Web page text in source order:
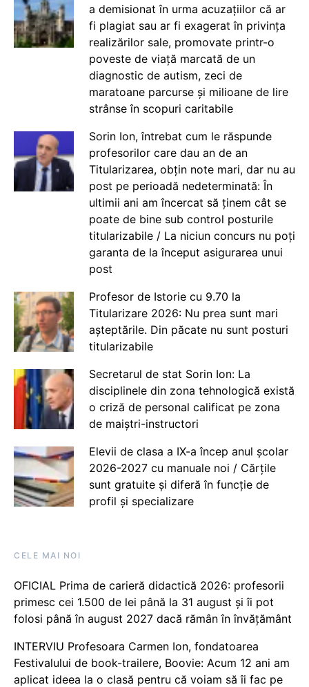
a demisionat în urma acuzațiilor că ar
fi plagiat sau ar fi exagerat în privința
realizărilor sale, promovate printr-o
poveste de viață marcată de un
diagnostic de autism, zeci de
maratoane parcurse și milioane de lire
strânse în scopuri caritabile
Sorin Ion, întrebat cum le răspunde
profesorilor care dau an de an
Titularizarea, obțin note mari, dar nu au
post pe perioadă nedeterminată: În
ultimii ani am încercat să ținem cât se
poate de bine sub control posturile
titularizabile / La niciun concurs nu poți
garanta de la început asigurarea unui
post
Profesor de Istorie cu 9.70 la
Titularizare 2026: Nu prea sunt mari
așteptările. Din păcate nu sunt posturi
titularizabile
Secretarul de stat Sorin Ion: La
disciplinele din zona tehnologică există
o criză de personal calificat pe zona
de maiștri-instructori
Elevii de clasa a IX-a încep anul școlar
2026-2027 cu manuale noi / Cărțile
sunt gratuite și diferă în funcție de
profil și specializare
CELE MAI NOI
OFICIAL Prima de carieră didactică 2026: profesorii
primesc cei 1.500 de lei până la 31 august și îi pot
folosi până în august 2027 dacă rămân în învățământ
INTERVIU Profesoara Carmen Ion, fondatoarea
Festivalului de book-trailere, Boovie: Acum 12 ani am
aplicat ideea la o clasă pentru că voiam să îi fac pe